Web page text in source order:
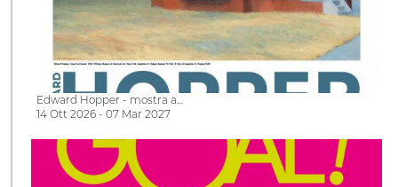
Edward Hopper - mostra a…
14 Ott 2026 - 07 Mar 2027